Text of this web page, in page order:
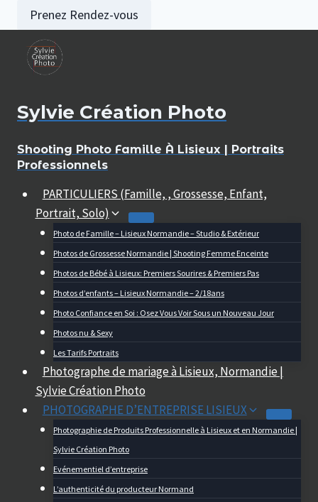
au
contenu
Prenez Rendez-vous
Sylvie Création Photo
Shooting Photo Famille À Lisieux | Portraits
Professionnels
PARTICULIERS (Famille, , Grossesse, Enfant,
Portrait, Solo)
Photo de Famille – Lisieux Normandie – Studio & Extérieur
Photos de Grossesse Normandie | Shooting Femme Enceinte
Photos de Bébé à Lisieux: Premiers Sourires & Premiers Pas
Photos d’enfants – Lisieux Normandie – 2/18ans
Photo Confiance en Soi : Osez Vous Voir Sous un Nouveau Jour
Photos nu & Sexy
Les Tarifs Portraits
Photographe de mariage à Lisieux, Normandie |
Sylvie Création Photo
PHOTOGRAPHE D’ENTREPRISE LISIEUX
Photographie de Produits Professionnelle à Lisieux et en Normandie |
Sylvie Création Photo
Evénementiel d’entreprise
L’authenticité du producteur Normand